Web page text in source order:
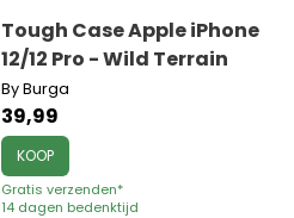
Tough Case Apple iPhone
12/12 Pro - Wild Terrain
By Burga
39,99
KOOP
Gratis verzenden*
14 dagen bedenktijd